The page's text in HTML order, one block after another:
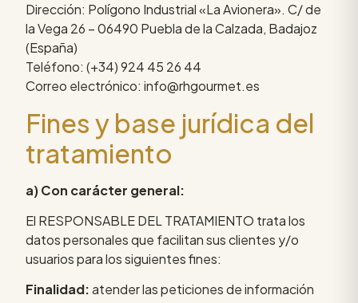
Dirección: Polígono Industrial «La Avionera». C/ de
la Vega 26 – 06490 Puebla de la Calzada, Badajoz
(España)
Teléfono: (+34) 924 45 26 44
Correo electrónico: info@rhgourmet.es
Fines y base jurídica del
tratamiento
a) Con carácter general:
El RESPONSABLE DEL TRATAMIENTO trata los
datos personales que facilitan sus clientes y/o
usuarios para los siguientes fines:
Finalidad:atender las peticiones de información